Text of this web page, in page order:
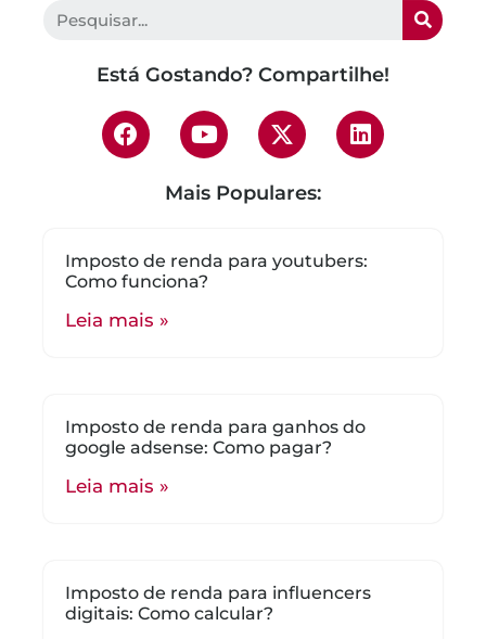
Está Gostando? Compartilhe!
Mais Populares:
Imposto de renda para youtubers:
Como funciona?
Leia mais »
Imposto de renda para ganhos do
google adsense: Como pagar?
Leia mais »
Imposto de renda para influencers
digitais: Como calcular?